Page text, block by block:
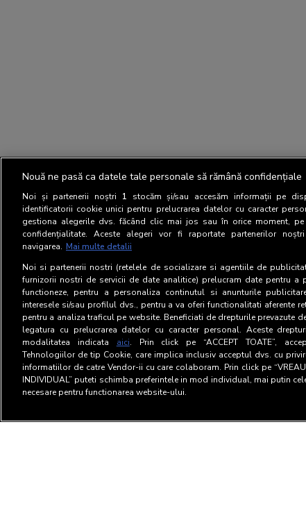
Nouă ne pasă ca datele tale personale să rămână confidențiale
Noi și partenerii noștri 1 stocăm și/sau accesăm informații pe
identificatorii cookie unici pentru prelucrarea datelor cu caracter
gestiona alegerile dvs. făcând clic mai jos sau în orice moment,
confidențialitate. Aceste alegeri vor fi raportate partenerilor
navigarea. Mai multe detalii
Noi si partenerii nostri (retelele de socializare si agentiile de
furnizorii nostri de servicii de date analitice) prelucram date pentru a
functioneze, pentru a personaliza continutul si anunturile
interesele si/sau profilul dvs., pentru a va oferi functionalitati aferente
pentru a analiza traficul pe website. Beneficiati de drepturile prevazute
legatura cu prelucrarea datelor cu caracter personal. Aceste
modalitatea indicata aici. Prin click pe “ACCEPT TOATE”,
Tehnologiilor de tip Cookie, care implica inclusiv acceptul dvs. cu
informatiilor de catre Vendor-ii cu care colaboram. Prin click pe “VREAU
INDIVIDUAL” puteti schimba preferintele in mod individual, mai putin
necesare pentru functionarea website-ului.